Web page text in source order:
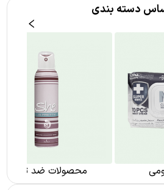
دسته بندی
محصولات ضد تعریق